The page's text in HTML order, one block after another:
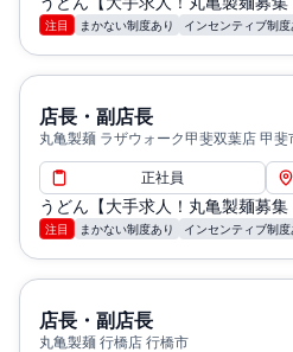
注目 まかない制度あり インセンティブ制度
店長・副店長
丸亀製麺 ラザウォーク甲斐双葉店 甲斐
正社員
うどん【大手求人！丸亀製麺募集
注目 まかない制度あり インセンティブ制度
店長・副店長
丸亀製麺 行橋店 行橋市